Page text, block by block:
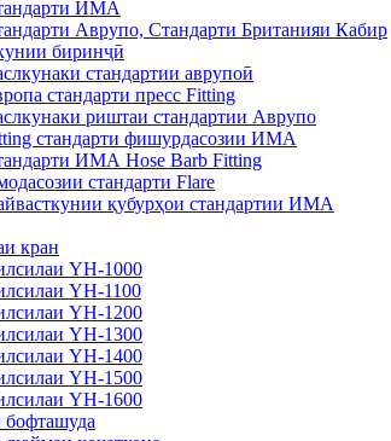
ИМА
Аврупо, Стандарти Британияи Кабир
биринҷӣ
стандартии аврупоӣ
стандарти пресс Fitting
риштаи стандартии Аврупо
стандарти фишурдасозии ИМА
ИМА Hose Barb Fitting
стандарти Flare
қубурҳои стандартии ИМА
кран
YH-1000
YH-1100
YH-1200
YH-1300
YH-1400
YH-1500
YH-1600